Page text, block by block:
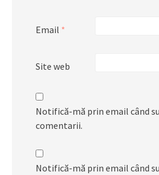
Email *
Site web
Notifică-mă prin email când
comentarii.
Notifică-mă prin email când